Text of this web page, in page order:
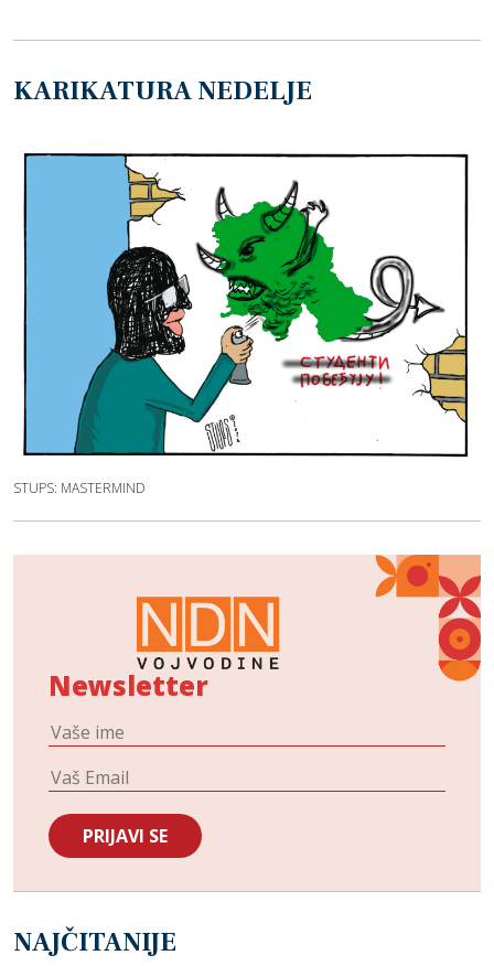
KARIKATURA NEDELJE
STUPS: MASTERMIND
Newsletter
NAJČITANIJE